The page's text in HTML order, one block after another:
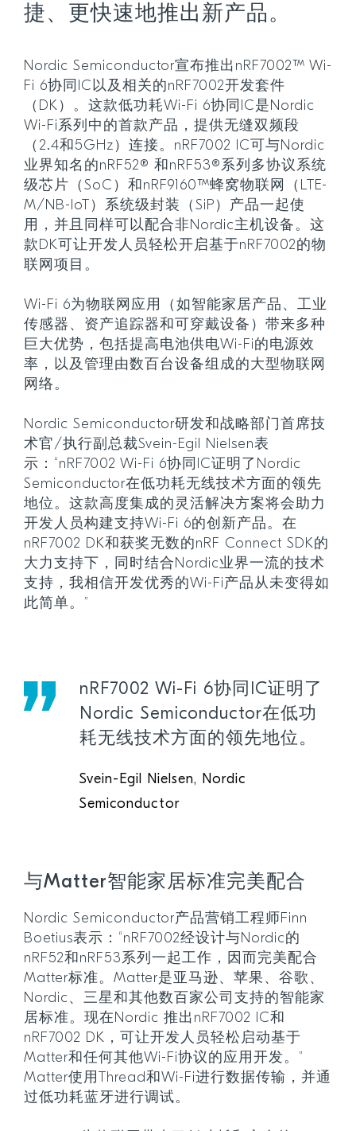
捷、更快速地推出新产品。
Nordic Semiconductor宣布推出nRF7002™ Wi-
Fi 6协同IC以及相关的nRF7002开发套件
（DK）。这款低功耗Wi-Fi 6协同IC是Nordic
Wi-Fi系列中的首款产品，提供无缝双频段
（2.4和5GHz）连接。nRF7002 IC可与Nordic
业界知名的nRF52® 和nRF53®系列多协议系统
级芯片（SoC）和nRF9160™蜂窝物联网（LTE-
M/NB-IoT）系统级封装（SiP）产品一起使
用，并且同样可以配合非Nordic主机设备。这
款DK可让开发人员轻松开启基于nRF7002的物
联网项目。
Wi-Fi 6为物联网应用（如智能家居产品、工业
传感器、资产追踪器和可穿戴设备）带来多种
巨大优势，包括提高电池供电Wi-Fi的电源效
率，以及管理由数百台设备组成的大型物联网
网络。
Nordic Semiconductor研发和战略部门首席技
术官/执行副总裁Svein-Egil Nielsen表
示：“nRF7002 Wi-Fi 6协同IC证明了Nordic
Semiconductor在低功耗无线技术方面的领先
地位。这款高度集成的灵活解决方案将会助力
开发人员构建支持Wi-Fi 6的创新产品。在
nRF7002 DK和获奖无数的nRF Connect SDK的
大力支持下，同时结合Nordic业界一流的技术
支持，我相信开发优秀的Wi-Fi产品从未变得如
此简单。”
nRF7002 Wi-Fi 6协同IC证明了
Nordic Semiconductor在低功
耗无线技术方面的领先地位。
Svein-Egil Nielsen, Nordic
Semiconductor
与Matter智能家居标准完美配合
Nordic Semiconductor产品营销工程师Finn
Boetius表示：“nRF7002经设计与Nordic的
nRF52和nRF53系列一起工作，因而完美配合
Matter标准。Matter是亚马逊、苹果、谷歌、
Nordic、三星和其他数百家公司支持的智能家
居标准。现在Nordic 推出nRF7002 IC和
nRF7002 DK，可让开发人员轻松启动基于
Matter和任何其他Wi-Fi协议的应用开发。”
Matter使用Thread和Wi-Fi进行数据传输，并通
过低功耗蓝牙进行调试。